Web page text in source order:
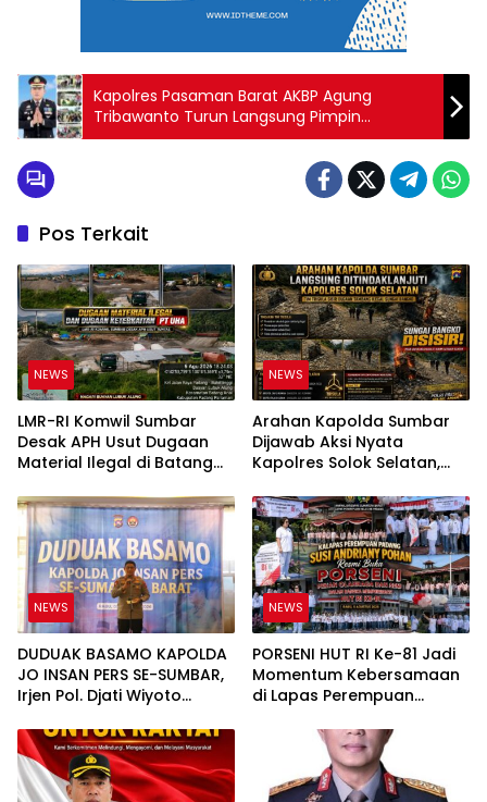
Kapolres Pasaman Barat AKBP Agung
Tribawanto Turun Langsung Pimpin
Penyembelihan Hewan Kurban di Simpang
Pos Terkait
NEWS
LMR-RI Komwil Sumbar
Desak APH Usut Dugaan
Material Ilegal di Batang
PT UHA Diminta Diselidiki
Tuntas
NEWS
Arahan Kapolda Sumbar
Dijawab Aksi Nyata
Kapolres Solok Selatan,
Bukan Sekadar Slogan
NEWS
DUDUAK BASAMO KAPOLDA
JO INSAN PERS SE-SUMBAR,
Irjen Pol. Djati Wiyoto
Ruang bagi Pelanggar
Hukum di Internal Polri
NEWS
PORSENI HUT RI Ke-81 Jadi
Momentum Kebersamaan
di Lapas Perempuan